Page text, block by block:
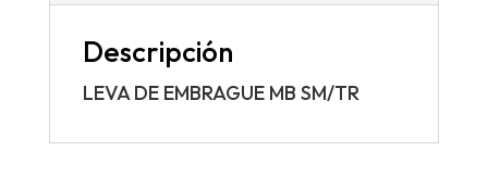
Descripción
LEVA DE EMBRAGUE MB SM/TR